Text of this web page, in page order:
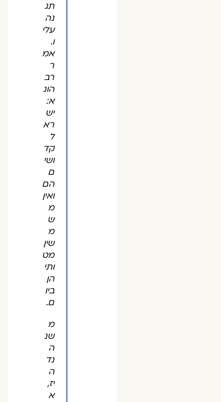
תג
נה
עלי
ו.
אמ
ר
רב
הונ
א:
יש
רא
ל
קד
ושי
ם
הם
ואין
מ
ש
מ
שין
מט
ותי
הן
ביו
ם.
מ
שנ
ה
נד
ה
יז,
א